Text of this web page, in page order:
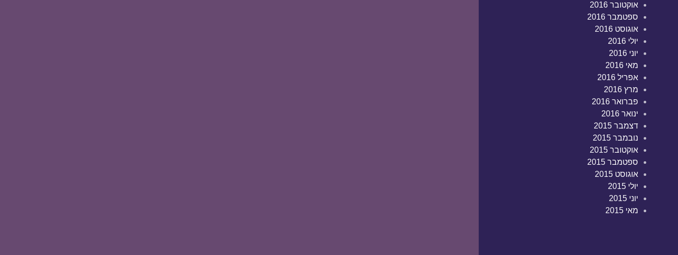
אוקטובר 2016
ספטמבר 2016
אוגוסט 2016
יולי 2016
יוני 2016
מאי 2016
אפריל 2016
מרץ 2016
פברואר 2016
ינואר 2016
דצמבר 2015
נובמבר 2015
אוקטובר 2015
ספטמבר 2015
אוגוסט 2015
יולי 2015
יוני 2015
מאי 2015